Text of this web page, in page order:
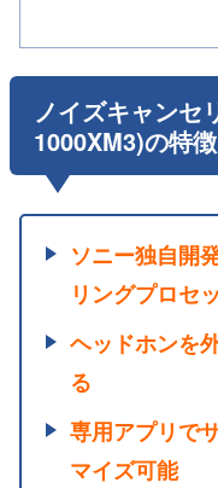
ノイズキャンセ
1000XM3)の特徴
ソニー独自開
リングプロセ
ヘッドホンを
る
専用アプリで
マイズ可能